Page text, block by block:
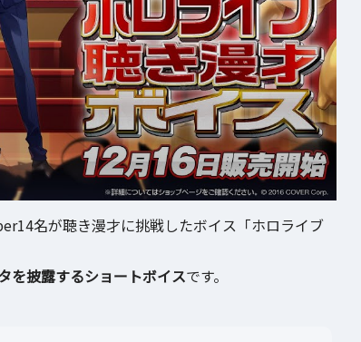
名が聴き漫才に挑戦したボイス「ホロライブ
を披露するショートボイスです。